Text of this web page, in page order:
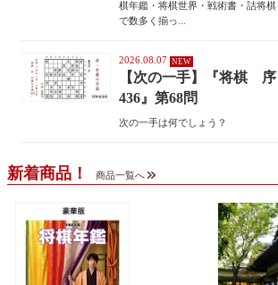
棋年鑑・将棋世界・戦術書・詰将
で数多く揃っ...
2026.08.07
【次の一手】『将棋
436』第68問
次の一手は何でしょう？
新着商品！ 商品一覧へ